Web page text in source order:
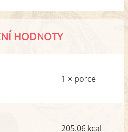
HODNOTY
1 × porce
205.06 kcal